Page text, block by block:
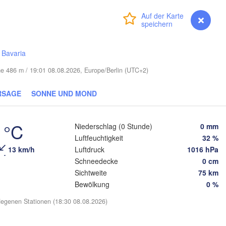
myVentusky Vorhersage
Bavaria
486 m / 19:01 08.08.2026, Europe/Berlin (UTC+2)
SONNE UND MOND
13 km/h
Niederschlag (0 Stunde)
0 mm
Luftfeuchtigkeit
32 %
Luftdruck
1016 hPa
Schneedecke
0 cm
Sichtweite
75 km
Bewölkung
0 %
Stationen (18:30 08.08.2026)
Бабруйск
(Babrujsk)
Баранавічы
(Baranavičy)
Хмельницький
Чернігів
(Chernihiv)
Рівне
(Rivne)
(Hrodna)
Lublin